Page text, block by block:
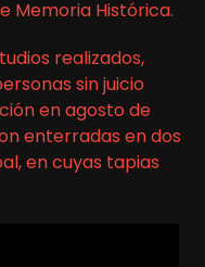
Memoria Histórica.
realizados,
sin juicio
en agosto de
enterradas en dos
en cuyas tapias